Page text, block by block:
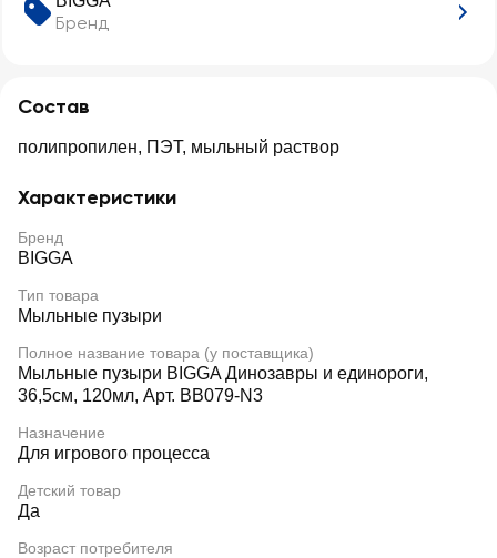
Бренд
Состав
полипропилен, ПЭТ, мыльный раствор
Характеристики
Бренд
BIGGA
Тип товара
Мыльные пузыри
Полное название товара (у поставщика)
Мыльные пузыри BIGGA Динозавры и единороги,
36,5см, 120мл, Арт. BB079-N3
Назначение
Для игрового процесса
Детский товар
Да
Возраст потребителя